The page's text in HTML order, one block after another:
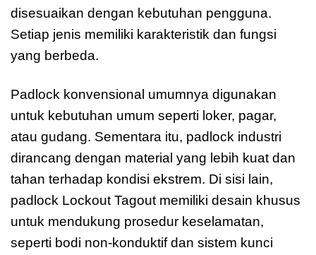
disesuaikan dengan kebutuhan pengguna.
Setiap jenis memiliki karakteristik dan fungsi
yang berbeda.
Padlock konvensional umumnya digunakan
untuk kebutuhan umum seperti loker, pagar,
atau gudang. Sementara itu, padlock industri
dirancang dengan material yang lebih kuat dan
tahan terhadap kondisi ekstrem. Di sisi lain,
padlock Lockout Tagout memiliki desain khusus
untuk mendukung prosedur keselamatan,
seperti bodi non-konduktif dan sistem kunci